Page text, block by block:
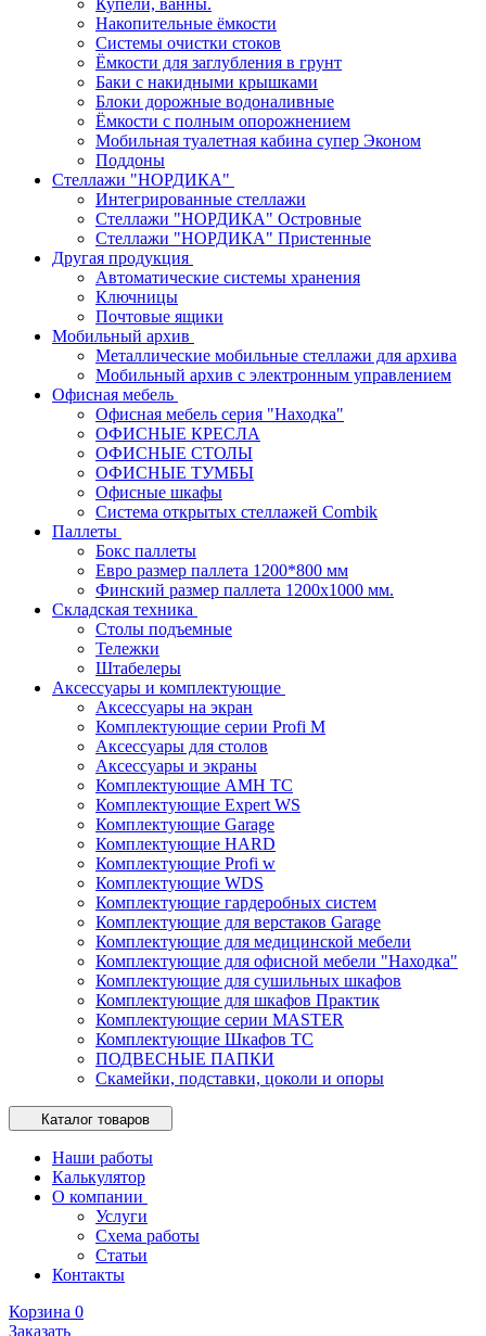
Купели, ванны.
Накопительные ёмкости
Системы очистки стоков
Ёмкости для заглубления в грунт
Баки с накидными крышками
Блоки дорожные водоналивные
Ёмкости с полным опорожнением
Мобильная туалетная кабина супер Эконом
Поддоны
Стеллажи "НОРДИКА"
Интегрированные стеллажи
Стеллажи "НОРДИКА" Островные
Стеллажи "НОРДИКА" Пристенные
Другая продукция
Автоматические системы хранения
Ключницы
Почтовые ящики
Мобильный архив
Металлические мобильные стеллажи для архива
Мобильный архив с электронным управлением
Офисная мебель
Офисная мебель серия "Находка"
ОФИСНЫЕ КРЕСЛА
ОФИСНЫЕ СТОЛЫ
ОФИСНЫЕ ТУМБЫ
Офисные шкафы
Система открытых стеллажей Combik
Паллеты
Бокс паллеты
Евро размер паллета 1200*800 мм
Финский размер паллета 1200х1000 мм.
Складская техника
Столы подъемные
Тележки
Штабелеры
Аксессуары и комплектующие
Аксессуары на экран
Комплектующие серии Profi M
Аксессуары для столов
Аксессуары и экраны
Комплектующие AMH TC
Комплектующие Expert WS
Комплектующие Garage
Комплектующие HARD
Комплектующие Profi w
Комплектующие WDS
Комплектующие гардеробных систем
Комплектующие для верстаков Garage
Комплектующие для медицинской мебели
Комплектующие для офисной мебели "Находка"
Комплектующие для сушильных шкафов
Комплектующие для шкафов Практик
Комплектующие серии MASTER
Комплектующие Шкафов ТС
ПОДВЕСНЫЕ ПАПКИ
Скамейки, подставки, цоколи и опоры
Каталог товаров
Наши работы
Калькулятор
О компании
Услуги
Схема работы
Статьи
Контакты
Корзина 0
Заказать